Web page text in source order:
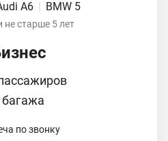
A6 | BMW 5
старше 5 лет
багажа
по звонку